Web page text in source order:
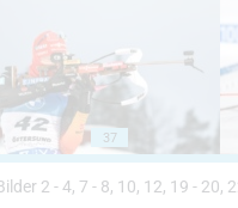
37
2 - 4, 7 - 8, 10, 12, 19 -